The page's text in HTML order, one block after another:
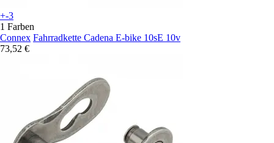
+-3
1 Farben
Connex Fahrradkette Cadena E-bike 10sE 10v
73,52 €